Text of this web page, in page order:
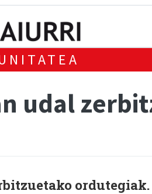
udal
ordutegiak.